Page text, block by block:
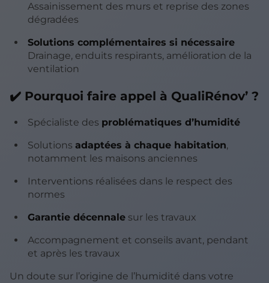
Assainissement des murs et reprise des zones
dégradées
Solutions complémentaires si nécessaire
Drainage, enduits respirants, amélioration de la
ventilation
✔️ Pourquoi faire appel à QualiRénov’ ?
Spécialiste des problématiques d’humidité
Solutions adaptées à chaque habitation,
notamment les maisons anciennes
Interventions réalisées dans le respect des
normes
Garantie décennalesur les travaux
Accompagnement et conseils avant, pendant
et après les travaux
Un doute sur l’origine de l’humidité dans votre